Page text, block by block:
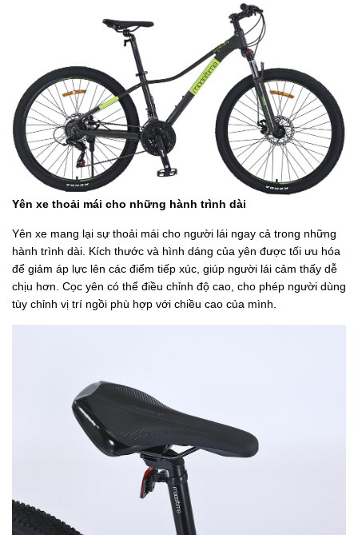
Yên xe thoải mái cho những hành trình dài
Yên xe mang lại sự thoải mái cho người lái ngay cả trong những
hành trình dài. Kích thước và hình dáng của yên được tối ưu hóa
để giảm áp lực lên các điểm tiếp xúc, giúp người lái cảm thấy dễ
chịu hơn. Cọc yên có thể điều chỉnh độ cao, cho phép người dùng
tùy chỉnh vị trí ngồi phù hợp với chiều cao của mình.